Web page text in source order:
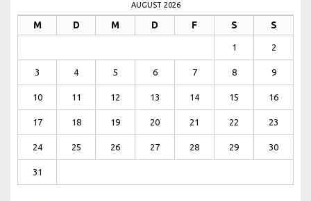
AUGUST 2026
M D M D F S S
1 2
3 4 5 6 7 8 9
10 11 12 13 14 15 16
17 18 19 20 21 22 23
24 25 26 27 28 29 30
31